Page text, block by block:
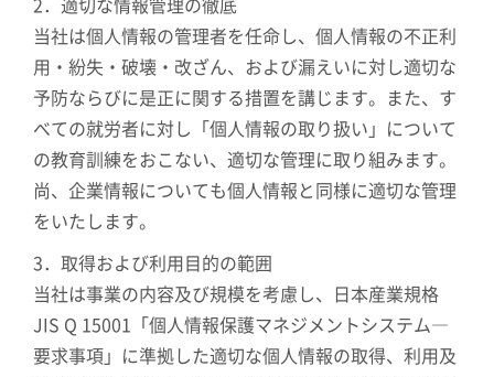
2．適切な情報管理の徹底
当社は個人情報の管理者を任命し、個人情報の不正利
用・紛失・破壊・改ざん、および漏えいに対し適切な
予防ならびに是正に関する措置を講じます。また、す
べての就労者に対し「個人情報の取り扱い」について
の教育訓練をおこない、適切な管理に取り組みます。
尚、企業情報についても個人情報と同様に適切な管理
をいたします。
3．取得および利用目的の範囲
当社は事業の内容及び規模を考慮し、日本産業規格
JIS Q 15001「個人情報保護マネジメントシステム―
要求事項」に準拠した適切な個人情報の取得、利用及